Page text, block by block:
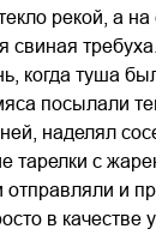
рекой, а
свиная требуха.
когда туша
посылали
наделял
тарелки с
отправляли и
в качестве